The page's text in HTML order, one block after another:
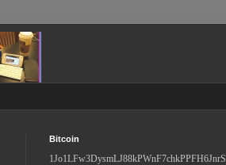
Bitcoin
1Jo1LFw3DysmLJ88kPWnF7chkPPFH6JnrS